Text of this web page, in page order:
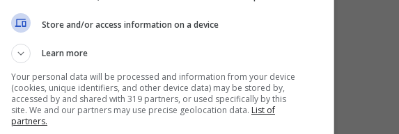
patrimonio della nostra nazionale. Una
i pochissimi gol messi a segno in una stagione
palla, dovendosi sacrificare (come tutti i
cosa alla quale non era troppo abituato,
gioco siano stati fatti con Mazzarri nella scorsa
e le difficoltà è riuscito a farsi trovare pronto
definitivamente il match.
Store and/or access information on a device
Learn more
Your personal data will be processed and information from your device
(cookies, unique identifiers, and other device data) may be stored by,
accessed by and shared with 319 partners, or used specifically by this
site. We and our partners may use precise geolocation data. List of
partners.